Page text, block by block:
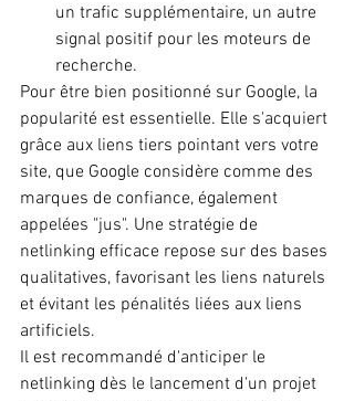
un trafic supplémentaire, un autre
signal positif pour les moteurs de
recherche.
Pour être bien positionné sur Google, la
popularité est essentielle. Elle s'acquiert
grâce aux liens tiers pointant vers votre
site, que Google considère comme des
marques de confiance, également
appelées "jus". Une stratégie de
netlinking efficace repose sur des bases
qualitatives, favorisant les liens naturels
et évitant les pénalités liées aux liens
artificiels.
Il est recommandé d'anticiper le
netlinking dès le lancement d'un projet